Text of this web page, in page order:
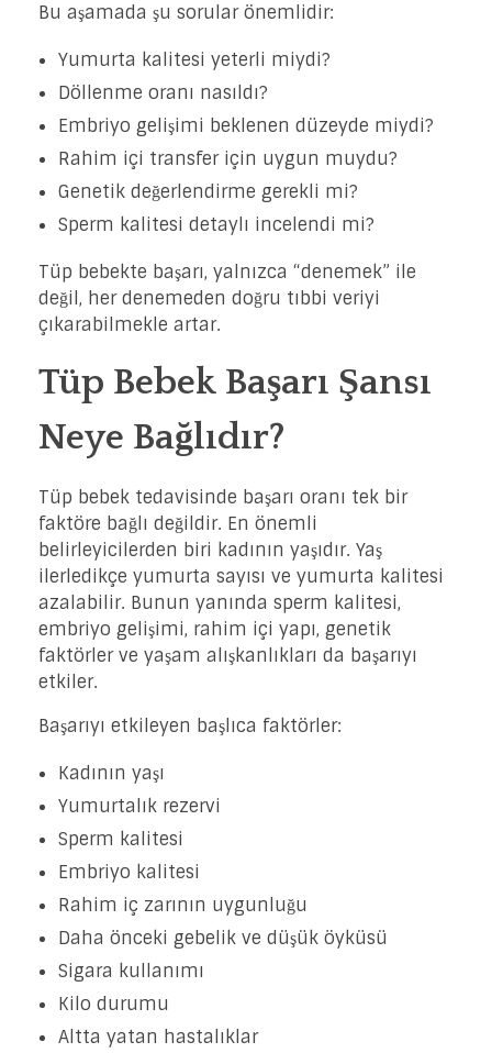
Bu aşamada şu sorular önemlidir:
Yumurta kalitesi yeterli miydi?
Döllenme oranı nasıldı?
Embriyo gelişimi beklenen düzeyde miydi?
Rahim içi transfer için uygun muydu?
Genetik değerlendirme gerekli mi?
Sperm kalitesi detaylı incelendi mi?
Tüp bebekte başarı, yalnızca “denemek” ile
değil, her denemeden doğru tıbbi veriyi
çıkarabilmekle artar.
Tüp Bebek Başarı Şansı
Neye Bağlıdır?
Tüp bebek tedavisinde başarı oranı tek bir
faktöre bağlı değildir. En önemli
belirleyicilerden biri kadının yaşıdır. Yaş
ilerledikçe yumurta sayısı ve yumurta kalitesi
azalabilir. Bunun yanında sperm kalitesi,
embriyo gelişimi, rahim içi yapı, genetik
faktörler ve yaşam alışkanlıkları da başarıyı
etkiler.
Başarıyı etkileyen başlıca faktörler:
Kadının yaşı
Yumurtalık rezervi
Sperm kalitesi
Embriyo kalitesi
Rahim iç zarının uygunluğu
Daha önceki gebelik ve düşük öyküsü
Sigara kullanımı
Kilo durumu
Altta yatan hastalıklar